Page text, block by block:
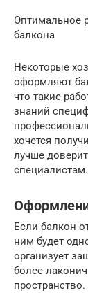
Оптимальное
балкона
Некоторые
оформляют
что такие
знаний
хочется
лучше
специалистам.
Если балкон
ним будет
организует
более